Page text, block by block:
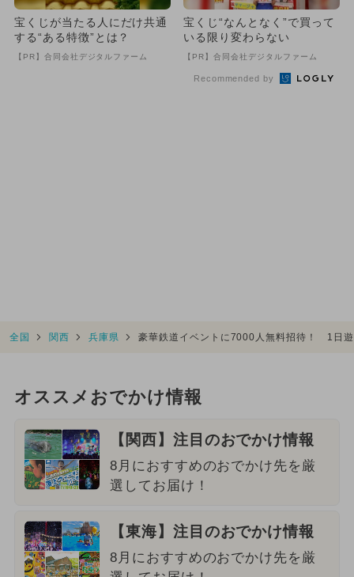
宝くじが当たる人にだけ共通
する“ある特徴”とは？
【PR】合同会社デジタルファーム
宝くじ“なんとなく”で買って
いる限り変わらない
【PR】合同会社デジタルファーム
Recommended by
全国 関西 兵庫県 豪華鉄道イベントに7000人無料招待！ 1日
オススメおでかけ情報
【関西】注目のおでかけ情報
8月におすすめのおでかけ先を厳
選してお届け！
【東海】注目のおでかけ情報
8月におすすめのおでかけ先を厳